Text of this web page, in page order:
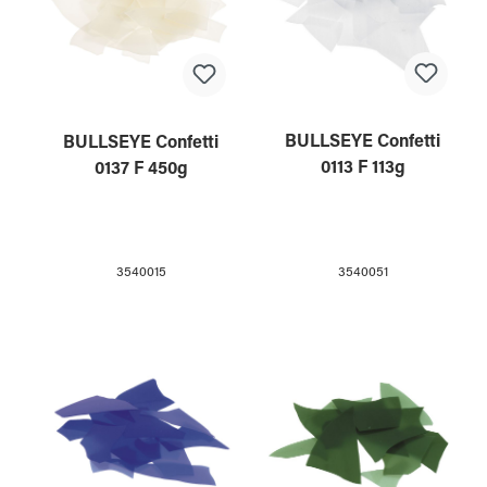
BULLSEYE Confetti
0137 F 450g
3540015
BULLSEYE Confetti
0113 F 113g
3540051